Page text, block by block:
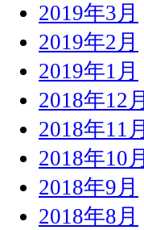
2019年3月
2019年2月
2019年1月
2018年12月
2018年11月
2018年10月
2018年9月
2018年8月